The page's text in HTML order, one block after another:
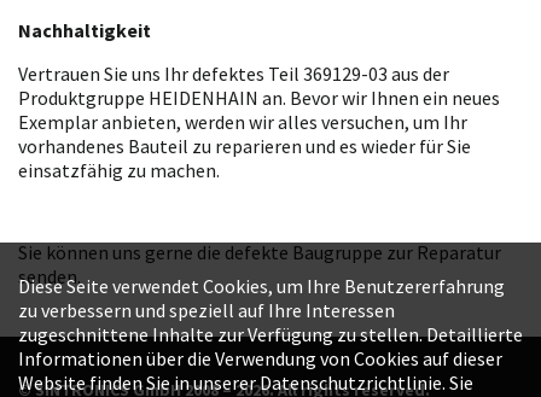
Nachhaltigkeit
Vertrauen Sie uns Ihr defektes Teil 369129-03 aus der
Produktgruppe HEIDENHAIN an. Bevor wir Ihnen ein neues
Exemplar anbieten, werden wir alles versuchen, um Ihr
vorhandenes Bauteil zu reparieren und es wieder für Sie
einsatzfähig zu machen.
Sie können uns gerne die defekte Baugruppe zur Reparatur
senden.
© SINTRONICS GmbH 2008 – 2026. All rights reserved.
Diese Seite verwendet Cookies, um Ihre Benutzererfahrung
zu verbessern und speziell auf Ihre Interessen
zugeschnittene Inhalte zur Verfügung zu stellen. Detaillierte
Informationen über die Verwendung von Cookies auf dieser
Website finden Sie in unserer Datenschutzrichtlinie. Sie